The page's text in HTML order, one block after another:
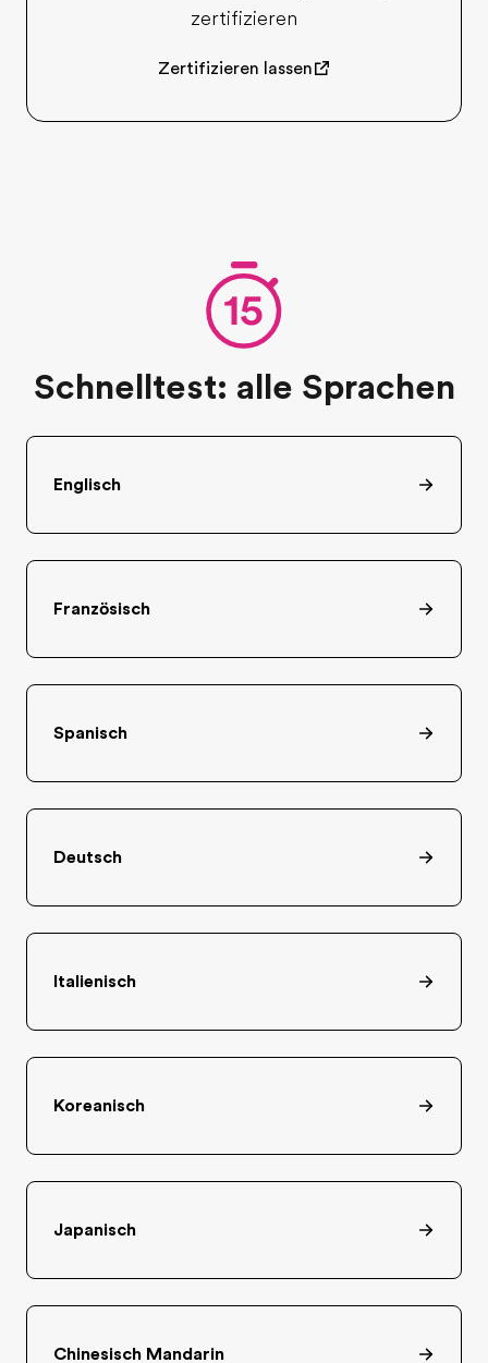
zertifizieren
Zertifizieren lassen
Schnelltest: alle Sprachen
Englisch
Französisch
Spanisch
Deutsch
Italienisch
Koreanisch
Japanisch
Chinesisch Mandarin